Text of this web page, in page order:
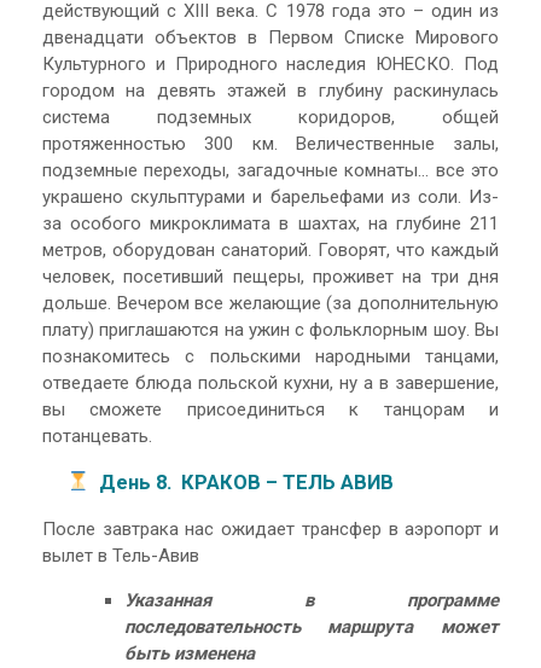
действующий с XIII века. С 1978 года это – один из
двенадцати объектов в Первом Списке Мирового
Культурного и Природного наследия ЮНЕСКО. Под
городом на девять этажей в глубину раскинулась
система подземных коридоров, общей
протяженностью 300 км. Величественные залы,
подземные переходы, загадочные комнаты… все это
украшено скульптурами и барельефами из соли. Из-
за особого микроклимата в шахтах, на глубине 211
метров, оборудован санаторий. Говорят, что каждый
человек, посетивший пещеры, проживет на три дня
дольше. Вечером все желающие (за дополнительную
плату) приглашаются на ужин с фольклорным шоу. Вы
познакомитесь с польскими народными танцами,
отведаете блюда польской кухни, ну а в завершение,
вы сможете присоединиться к танцорам и
потанцевать.
День 8. КРАКОВ – ТЕЛЬ АВИВ
После завтрака нас ожидает трансфер в аэропорт и
вылет в Тель-Авив
Указанная в программе
последовательность маршрута может
быть изменена